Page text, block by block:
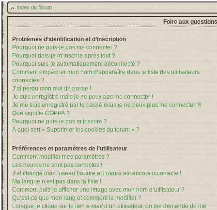
Index du forum
Foire aux
Problèmes d’identification et d’inscription
Pourquoi ne puis-je pas me connecter ?
Pourquoi dois-je m’inscrire après tout ?
Pourquoi suis-je automatiquement déconnecté ?
Comment empêcher mon nom d’apparaître dans la liste des utilisateurs
connectés ?
J’ai perdu mon mot de passe !
Je suis enregistré mais je ne peux pas me connecter !
Je me suis enregistré par le passé mais je ne peux plus me connecter ?!
Que signifie COPPA ?
Pourquoi ne puis-je pas m’inscrire ?
À quoi sert « Supprimer les cookies du forum » ?
Préférences et paramètres de l’utilisateur
Comment modifier mes paramètres ?
Les heures ne sont pas correctes !
J’ai changé mon fuseau horaire et l’heure est encore incorrecte !
Ma langue n’est pas dans la liste !
Comment puis-je afficher une image avec mon nom d’utilisateur ?
Qu’est-ce que mon rang et comment le modifier ?
Lorsque je clique sur le lien e-mail d’un utilisateur, on me demande de me